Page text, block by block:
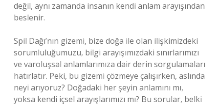
değil, aynı zamanda insanın kendi anlam arayışından
beslenir.
Spil Dağı’nın gizemi, bize doğa ile olan ilişkimizdeki
sorumluluğumuzu, bilgi arayışımızdaki sınırlarımızı
ve varoluşsal anlamlarımıza dair derin sorgulamaları
hatırlatır. Peki, bu gizemi çözmeye çalışırken, aslında
neyi arıyoruz? Doğadaki her şeyin anlamını mı,
yoksa kendi içsel arayışlarımızı mı? Bu sorular, belki